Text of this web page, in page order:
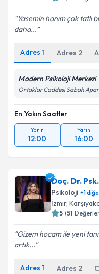
Yasemin hanım çok tatlı
daha...
Adres 1 Adres 2
Modern Psikoloji Merkezi
Ortaklar Caddesi Sabah
En Yakın Saatler
Yarın
12:00
Yarın
16:00
Doç. Dr.
Psikoloji +1
İzmir,
5 (51
Gizem hocam ile yeni
artık...
Adres 1 Adres 2